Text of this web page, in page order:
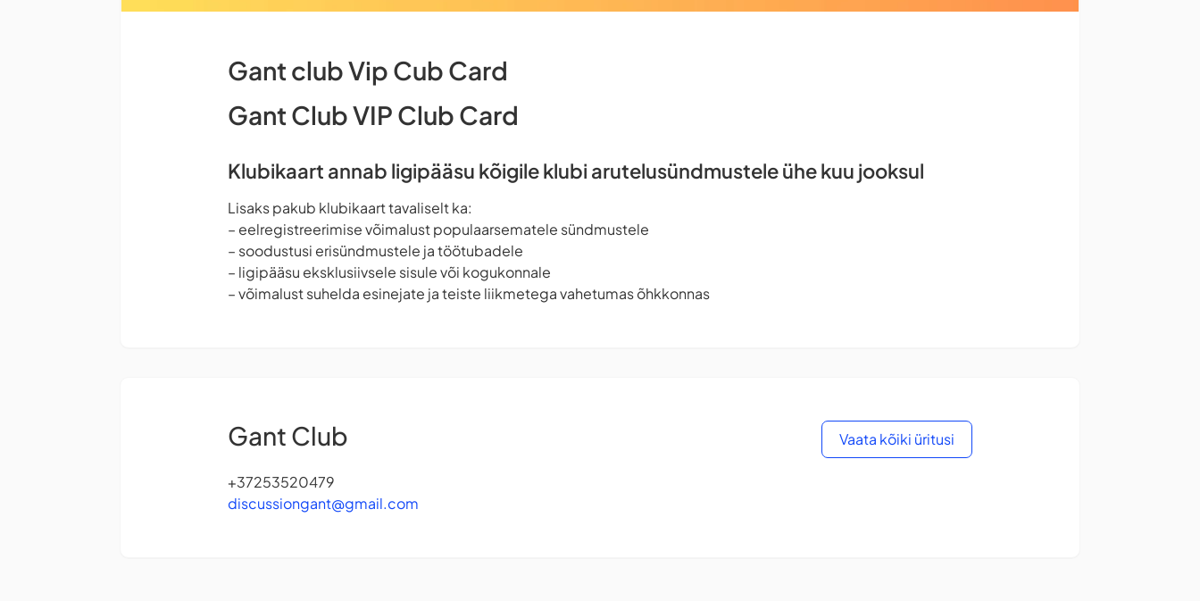
Gant club Vip Cub Card
Gant Club VIP Club Card
Klubikaart annab ligipääsu kõigile klubi arutelusündmustele ühe kuu jooksul
Lisaks pakub klubikaart tavaliselt ka:
– eelregistreerimise võimalust populaarsematele sündmustele
– soodustusi erisündmustele ja töötubadele
– ligipääsu eksklusiivsele sisule või kogukonnale
– võimalust suhelda esinejate ja teiste liikmetega vahetumas õhkkonnas
Gant Club
+37253520479
discussiongant@gmail.com
Vaata kõiki üritusi